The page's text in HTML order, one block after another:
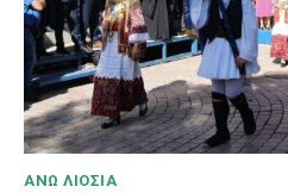
ΑΝΩ ΛΙΟΣΙΑ